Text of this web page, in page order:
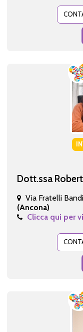
Dott.ssa
Via Fratelli
(Ancona)
Clicca qui per